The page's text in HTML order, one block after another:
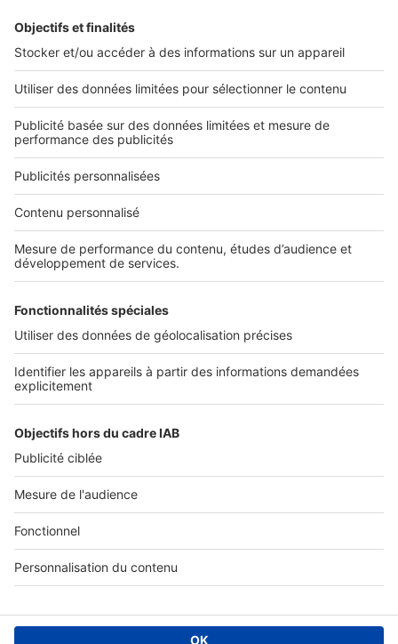
Nos applications
Découvrez nos applications
Services pro
Accès client
Informations légales
Politique Générale de Protection des Données
Charte éditeur
Paramétrer mes cookies
Digital Classifieds France SAS © 2024 - all rights